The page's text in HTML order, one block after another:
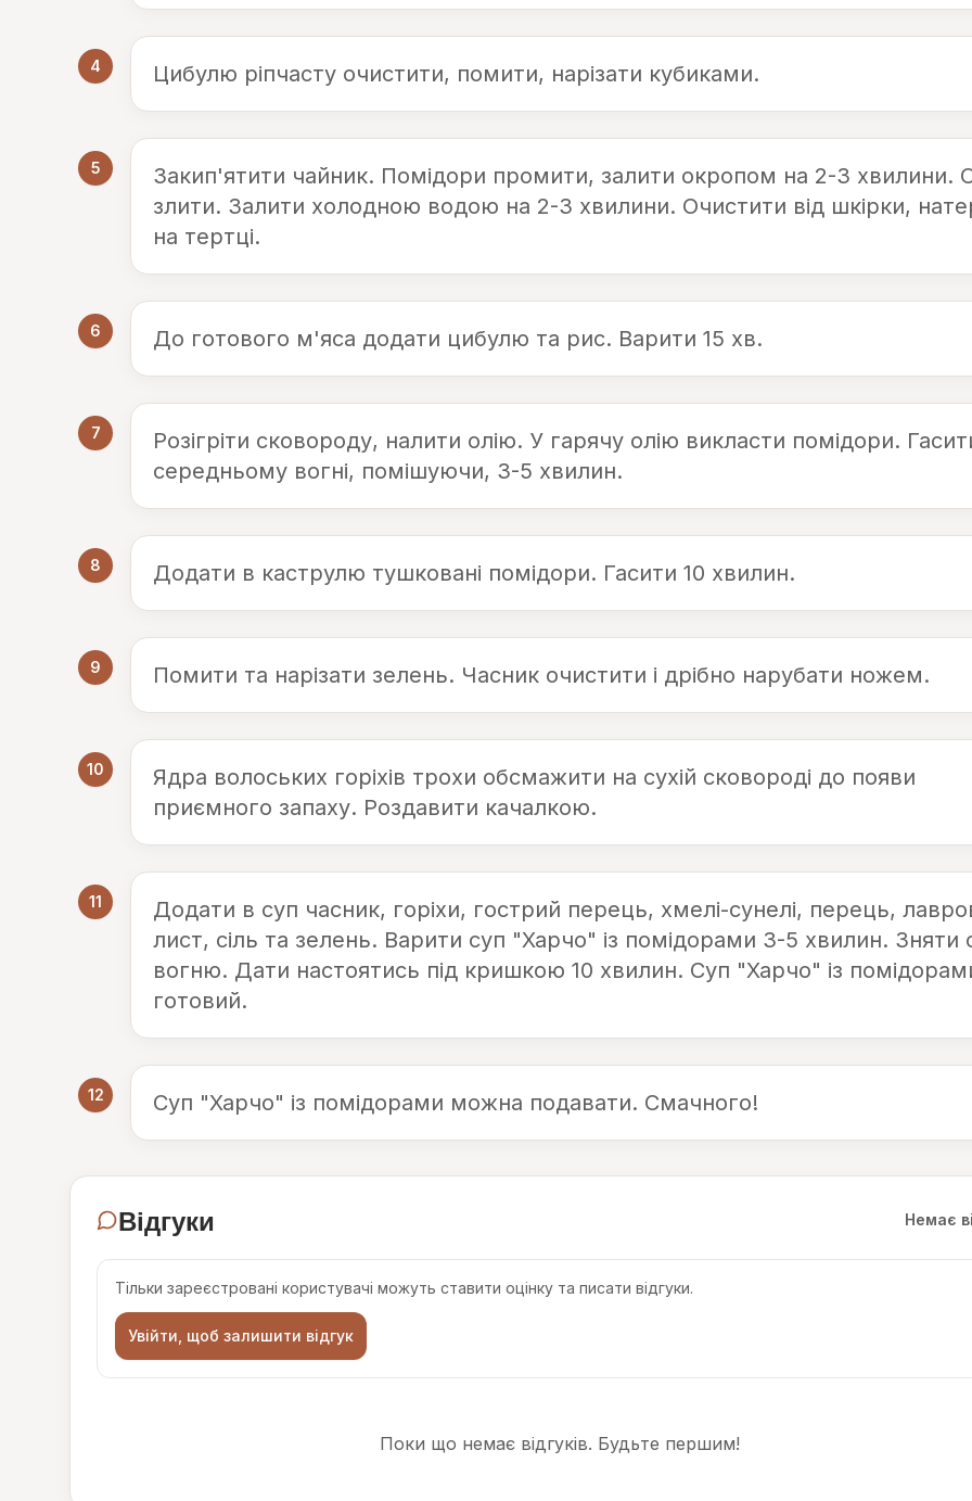
4 Цибулю ріпчасту очистити, помити, нарізати кубиками.
5
Закип'ятити чайник. Помідори промити, залити окропом на 2-3 хвилини.
злити. Залити холодною водою на 2-3 хвилини. Очистити від шкірки,
на тертці.
6 До готового м'яса додати цибулю та рис. Варити 15 хв.
7
Розігріти сковороду, налити олію. У гарячу олію викласти помідори.
середньому вогні, помішуючи, 3-5 хвилин.
8 Додати в каструлю тушковані помідори. Гасити 10 хвилин.
9 Помити та нарізати зелень. Часник очистити і дрібно нарубати ножем.
10
Ядра волоських горіхів трохи обсмажити на сухій сковороді до появи
приємного запаху. Роздавити качалкою.
11
Додати в суп часник, горіхи, гострий перець, хмелі-сунелі, перець,
лист, сіль та зелень. Варити суп "Харчо" із помідорами 3-5 хвилин. Зняти
вогню. Дати настоятись під кришкою 10 хвилин. Суп "Харчо" із
готовий.
12 Суп "Харчо" із помідорами можна подавати. Смачного!
Відгуки Немає
Тільки зареєстровані користувачі можуть ставити оцінку та писати відгуки.
Увійти, щоб залишити відгук
Поки що немає відгуків. Будьте першим!